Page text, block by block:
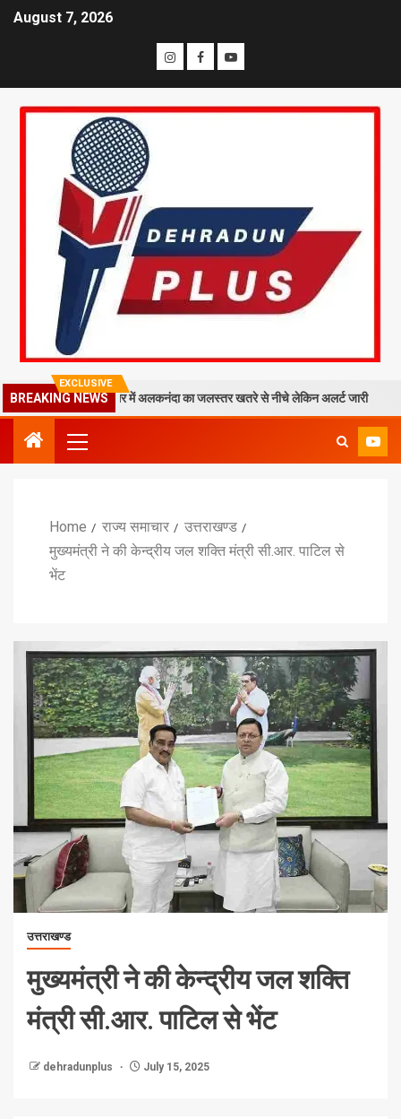
August 7, 2026
EXCLUSIVE
BREAKING NEWS
गिरा मलबा, श्रीनगर में अलकनंदा का जलस्तर खतरे से नीचे लेकिन अलर्ट जारी
Home राज्य समाचार
उत्तराखण्ड
मुख्यमंत्री ने की केन्द्रीय जल शक्ति मंत्री सी.आर. पाटिल से
भेंट
उत्तराखण्ड
मुख्यमंत्री ने की केन्द्रीय जल शक्ति
मंत्री सी.आर. पाटिल से भेंट
dehradunplus July 15, 2025